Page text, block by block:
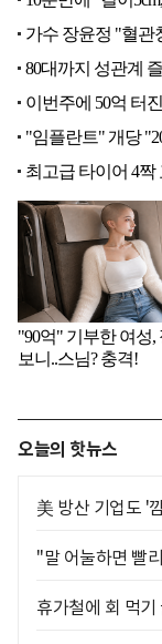
오늘의 핫뉴스
美 방산 기업도 '
"말 어눌하면 빨
휴가철에 회 먹